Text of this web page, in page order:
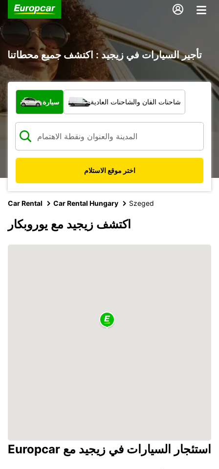
تأجير السيارات في زيجيد : اكتشف جميع محطاتنا
ما نوع المركبة؟
سيارة شاحنات الفان والشاحنات العادية
اختر موقع الاستلام
Car Rental Car Rental Hungary Szeged
اكتشف زيجيد مع يوروبكار
استئجار السيارات في زيجيد مع Europcar